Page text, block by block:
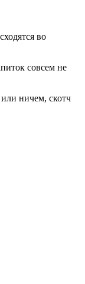
во
совсем не
ничем, скотч